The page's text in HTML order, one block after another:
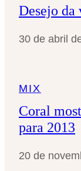
Desejo da
30 de abril
MIX
Coral
para 2013
20 de